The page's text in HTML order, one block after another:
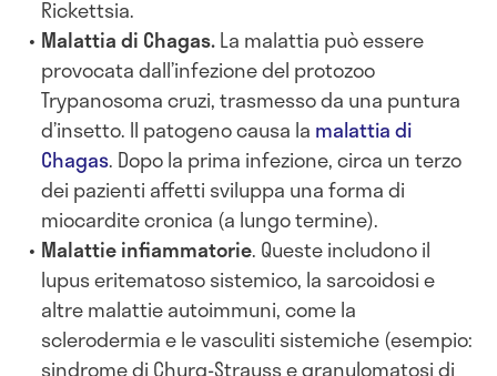
Rickettsia.
Malattia di Chagas.La malattia può essere
provocata dall’infezione del protozoo
Trypanosoma cruzi, trasmesso da una puntura
d’insetto. Il patogeno causa la malattia di
Chagas. Dopo la prima infezione, circa un terzo
dei pazienti affetti sviluppa una forma di
miocardite cronica (a lungo termine).
Malattie infiammatorie. Queste includono il
lupus eritematoso sistemico, la sarcoidosi e
altre malattie autoimmuni, come la
sclerodermia e le vasculiti sistemiche (esempio:
sindrome di Churg-Strauss e granulomatosi di